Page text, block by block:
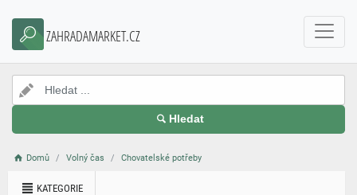
ZAHRADAMARKET.CZ
Hledat
Domů Volný čas Chovatelské potřeby
KATEGORIE